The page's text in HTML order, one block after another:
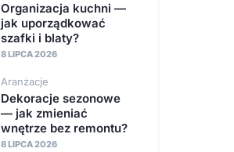
Organizacja kuchni —
jak uporządkować
szafki i blaty?
8 LIPCA 2026
Aranżacje
Dekoracje sezonowe
— jak zmieniać
wnętrze bez remontu?
8 LIPCA 2026